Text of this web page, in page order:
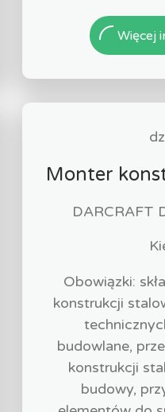
Więcej
DARCRAFT
Obowiązki:
konstrukcji
budowlane,
konstrukcji
budowy,